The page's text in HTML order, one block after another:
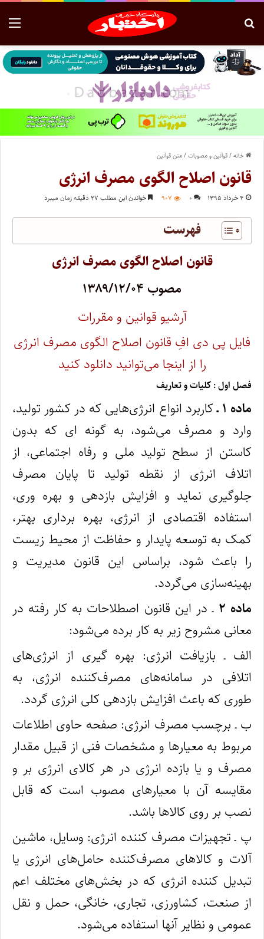
خانه/قوانین و مصوبات/متن قوانین
قانون اصلاح الگوی مصرف انرژی
۴ خرداد ۱۳۹۵ ۰ ۹۰۷ خواندن این مطلب ۲۷ دقیقه زمان میبرد
فهرست
قانون اصلاح الگوی مصرف انرژی
مصوب ۱۳۸۹/۱۲/۰۴
آرشیو قوانین و مقررات
فایل پی دی افِ قانون اصلاح الگوی مصرف انرژی
را از اینجا می‌توانید دانلود کنید
فصل اول : کلیات و تعاریف
ماده ۱ ـ
کاربرد انواع انرژی‌هایی که در کشور تولید،
وارد و مصرف می‌شود، به گونه‌ ای که بدون
کاستن از سطح تولید ملی و رفاه اجتماعی، از
اتلاف انرژی از نقطه تولید تا پایان مصرف
جلوگیری نماید و افزایش بازدهی و بهره‌ وری،
استفاده اقتصادی از انرژی، بهره‌ برداری بهتر،
کمک به توسعه پایدار و حفاظت از محیط‌ زیست
را باعث شود، براساس این قانون مدیریت و
بهینه‌‌سازی می‌گردد.
ماده ۲
ـ در این قانون اصطلاحات به‌ کار رفته در
معانی مشروح زیر به‌ کار برده‌ می‌شود:
الف ـ بازیافت انرژی: بهره‌ گیری از انرژی‌های
اتلافی در سامانه‌های مصرف‌‌کننده انرژی، به‌
طوری که باعث افزایش بازدهی کلی انرژی گردد.
ب ـ برچسب مصرف انرژی: صفحه حاوی اطلاعات
مربوط به معیارها و مشخصات فنی از قبیل مقدار
مصرف و یا بازده انرژی در هر کالای انرژی‌ بر و
مقایسه آن با معیارهای مصوب است که قابل
نصب بر روی کالاها باشد.
پ ـ تجهیزات مصرف کننده انرژی: وسایل، ماشین‌
آلات و کالاهای مصرف‌‌کننده حامل‌های انرژی یا
تبدیل‌ کننده انرژی که در بخش‌های مختلف اعم
از صنعت، کشاورزی، تجاری، خانگی، حمل و نقل
عمومی و نظایر آنها استفاده می‌شود.